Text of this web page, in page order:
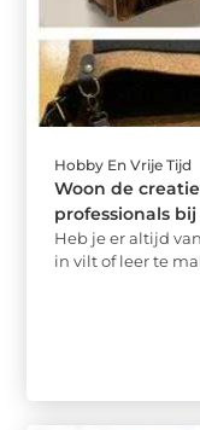
Hobby En Vrije Tijd
Woon de
professionals bij
Heb je er altijd
in vilt of leer te